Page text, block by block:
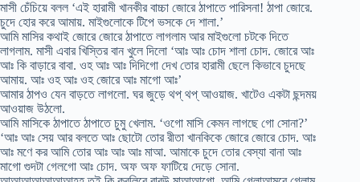
মাসী চেঁচিয়ে বলল ‘এই হারামী খানকীর বাচ্চা জোরে ঠাপাতে পারিসনা! ঠাপা জোরে.
চুদে হোর করে আমায়. মাইগুলোকে টিপে ভসকে দে শালা.’
আমি মাসির কথাই জোরে জোরে ঠাপাতে লাগলাম আর মাইগুলো চটকে দিতে
লাগলাম. মাসী এবার খিস্তির বান খুলে দিলো ‘আঃ আঃ চোদ শালা চোদ. জোরে আঃ
আঃ কি বাড়ারে বাবা. ওহ আঃ আঃ দিদিগো দেখ তোর হারামী ছেলে কিভাবে চুদছে
আমায়. আঃ ওহ আঃ ওহ জোরে আঃ মাগো আঃ’
আমার ঠাপও যেন বাড়তে লাগলো. ঘর জুড়ে থপ্ থপ্ আওয়াজ. খাটেও একটা ছন্দময়
আওয়াজ উঠলো.
আমি মাসিকে ঠাপাতে ঠাপাতে চুমু খেলাম. ‘ওগো মাসি কেমন লাগছে গো সোনা?’
‘আঃ আঃ সেয় আর বলতে আঃ ছোটো তোর রীতা খানকিকে জোরে জোরে চোদ. আঃ
আঃ মণে কর আমি তোর আঃ আঃ আঃ মাআ. আমাকে চুদে তোর বেস্যা বানা আঃ
মাগো গুদটা গেলগো আঃ চোদ. অফ অফ ফাটিয়ে দেড়ে সোনা.